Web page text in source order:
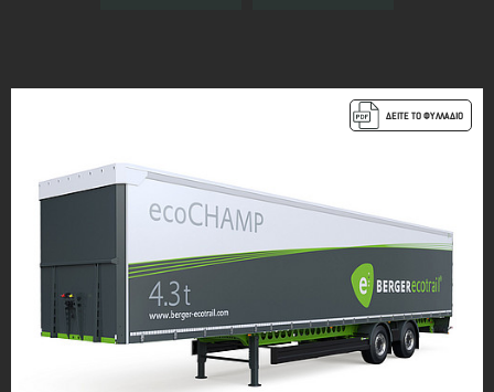
ΔΕΙΤΕ ΤΟ ΦΥΛΛΑΔΙΟ